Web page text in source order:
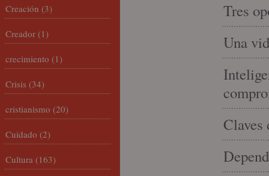
Tres
Una
Claves
Creación (3)
Creador (1)
crecimiento (1)
Crisis (34)
cristianismo (20)
Cuidado (2)
Cultura (163)